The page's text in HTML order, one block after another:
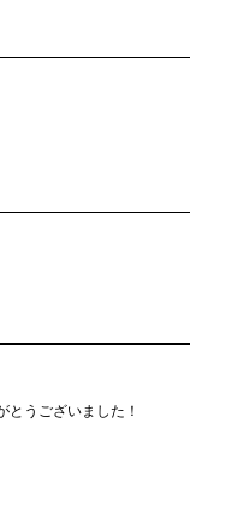
とうございました！